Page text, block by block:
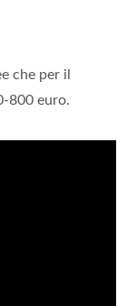
che per il
800 euro.